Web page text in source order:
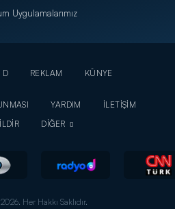
Uygulamalarımız
D REKLAM
KÜNYE
YARDIM
İLETİŞİM
DİĞER
Her Hakkı Saklıdır.